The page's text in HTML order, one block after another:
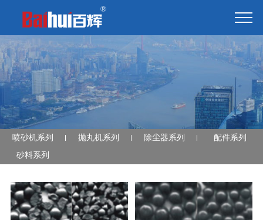
喷砂机系列 抛丸机系列 除尘器系列
配件系列
砂料系列